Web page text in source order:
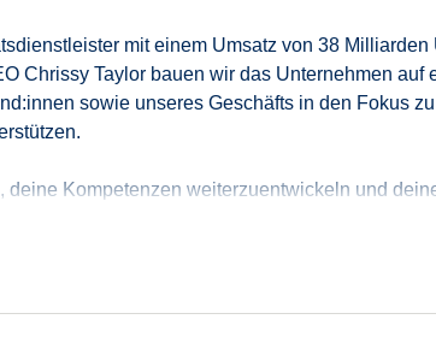
dienstleister mit einem Umsatz von 38 Milliarden
Chrissy Taylor bauen wir das Unternehmen auf
:innen sowie unseres Geschäfts in den Fokus
tzen.
deine Kompetenzen weiterzuentwickeln und